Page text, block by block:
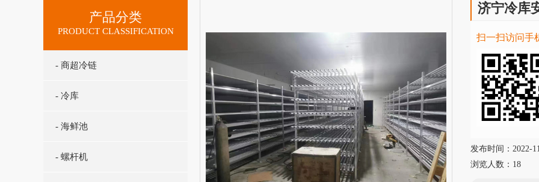
产品分类
PRODUCT CLASSIFICATION
- 商超冷链
- 冷库
- 海鲜池
- 螺杆机
济宁冷库
扫一扫访问手
发布时间：2022-
浏览人数：18